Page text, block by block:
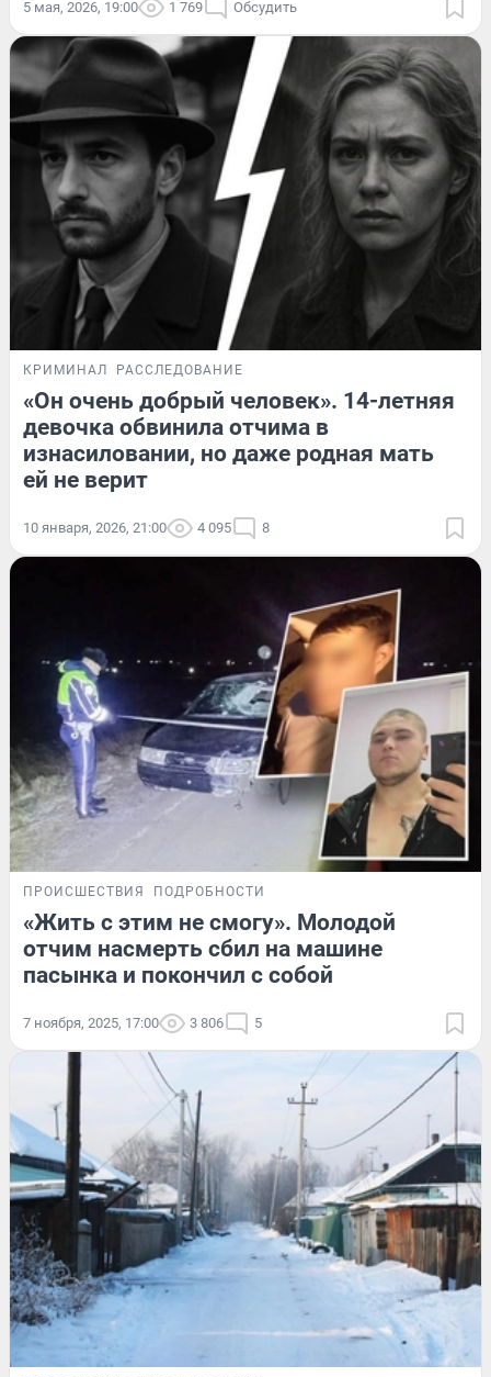
5 мая, 2026, 19:00 1 769 Обсудить
КРИМИНАЛ РАССЛЕДОВАНИЕ
«Он очень добрый человек». 14-летняя
девочка обвинила отчима в
изнасиловании, но даже родная мать
ей не верит
10 января, 2026, 21:00 4 095 8
ПРОИСШЕСТВИЯ ПОДРОБНОСТИ
«Жить с этим не смогу». Молодой
отчим насмерть сбил на машине
пасынка и покончил с собой
7 ноября, 2025, 17:00 3 806 5